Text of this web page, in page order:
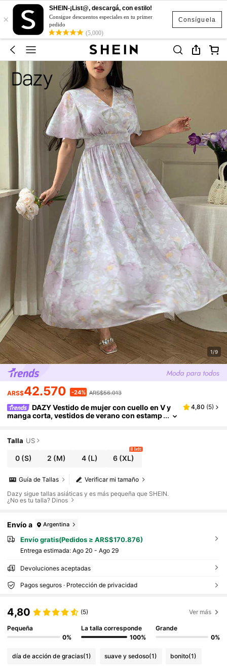
Consíguela
×
SHEIN-¡List@, descargá, con estilo!
Consigue descuentos especiales en tu primer
pedido
(5,000)
1/9
ARS$42.570 -24% ARS$56.013
DAZY Vestido de mujer con cuello en V y
manga corta, vestidos de verano con estamp
4,80 (5)
Talla US
0 (S) 2 (M) 4(L) 6 (XL)
8 left
Verificar mi tamaño
Guía de Tallas
Dazy sigue tallas asiáticas y es más pequeña que SHEIN.
¿No es tu talla? Dinos
Envío a Argentina
Envío gratis(Pedidos ≥ ARS$170.876)
Entrega estimada: Ago 20 - Ago 29
Devoluciones aceptadas
Pagos seguros · Protección de privacidad
4,80 (5) Ver más
Pequeña
0%
La talla corresponde
100%
Grande
0%
día de acción de gracias(1) suave y sedoso(1) bonito(1)